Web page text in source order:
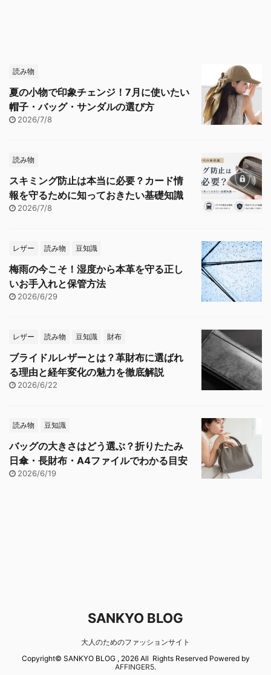
読み物
夏の小物で印象チェンジ！7月に使いたい
帽子・バッグ・サンダルの選び方
2026/7/8
読み物
スキミング防止は本当に必要？カード情
報を守るために知っておきたい基礎知識
2026/7/8
レザー 読み物 豆知識
梅雨の今こそ！湿度から本革を守る正し
いお手入れと保管方法
2026/6/29
レザー 読み物 豆知識 財布
ブライドルレザーとは？革財布に選ばれ
る理由と経年変化の魅力を徹底解説
2026/6/22
読み物 豆知識
バッグの大きさはどう選ぶ？折りたたみ
日傘・長財布・A4ファイルでわかる目安
2026/6/19
SANKYO BLOG
大人のためのファッションサイト
Copyright© SANKYO BLOG , 2026 All Rights Reserved Powered by
AFFINGER5.